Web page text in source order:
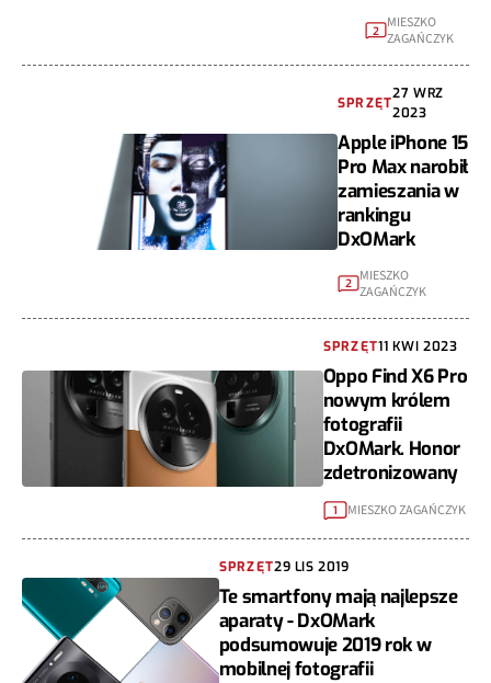
2 MIESZKO
ZAGAŃCZYK
SPRZĘT
27 WRZ
2023
Apple iPhone 15
Pro Max narobił
zamieszania w
rankingu
DxOMark
2
MIESZKO
ZAGAŃCZYK
SPRZĘT11 KWI 2023
Oppo Find X6 Pro
nowym królem
fotografii
DxOMark. Honor
zdetronizowany
1 MIESZKO ZAGAŃCZYK
SPRZĘT29 LIS 2019
Te smartfony mają najlepsze
aparaty - DxOMark
podsumowuje 2019 rok w
mobilnej fotografii